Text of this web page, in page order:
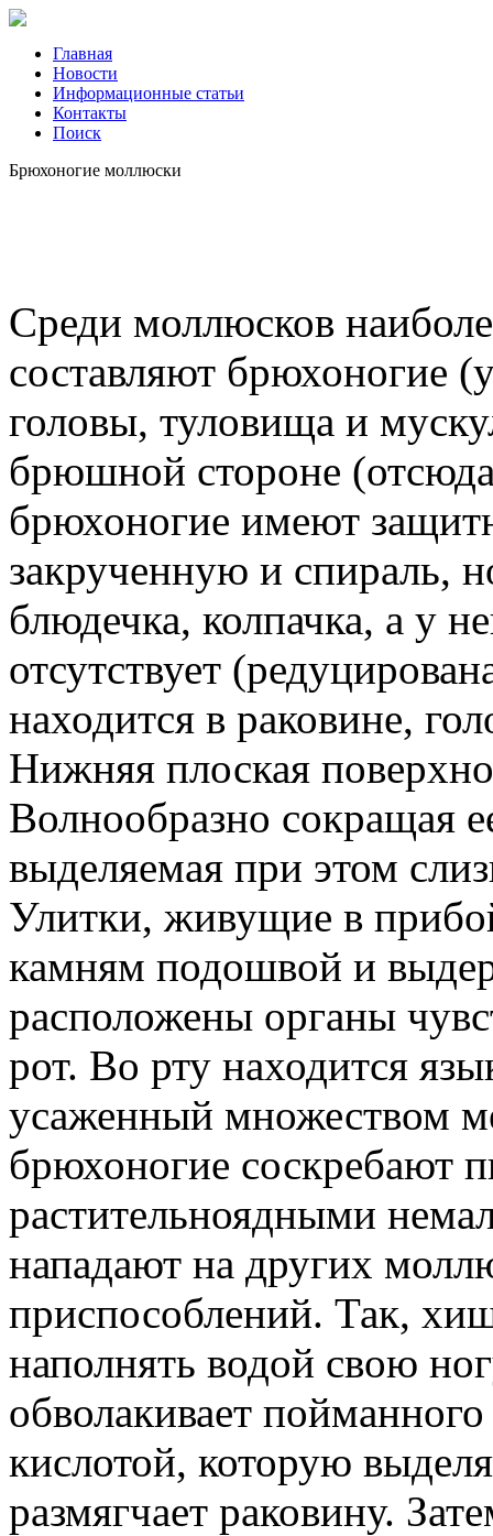
Главная
Новости
Информационные статьи
Контакты
Поиск
Брюхоногие моллюски
Среди моллюсков
составляют брюхоногие
головы, туловища и
брюшной стороне
брюхоногие имеют
закрученную и спираль,
блюдечка, колпачка, а у
отсутствует
находится в раковине,
Нижняя плоская
Волнообразно сокращая
выделяемая при этом
Улитки, живущие в
камням подошвой и
расположены органы
рот. Во рту находится
усаженный множеством
брюхоногие соскребают
растительноядными
нападают на других
приспособлений. Так,
наполнять водой свою
обволакивает
кислотой, которую
размягчает раковину.